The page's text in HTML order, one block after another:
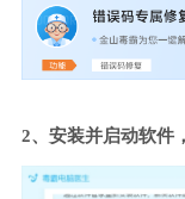
2、安装并启动软件